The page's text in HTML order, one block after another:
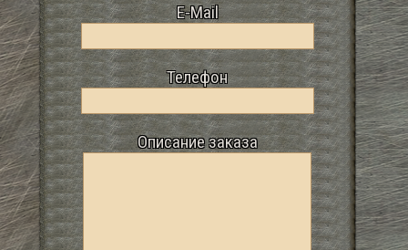
E-Mail
Телефон
Описание заказа